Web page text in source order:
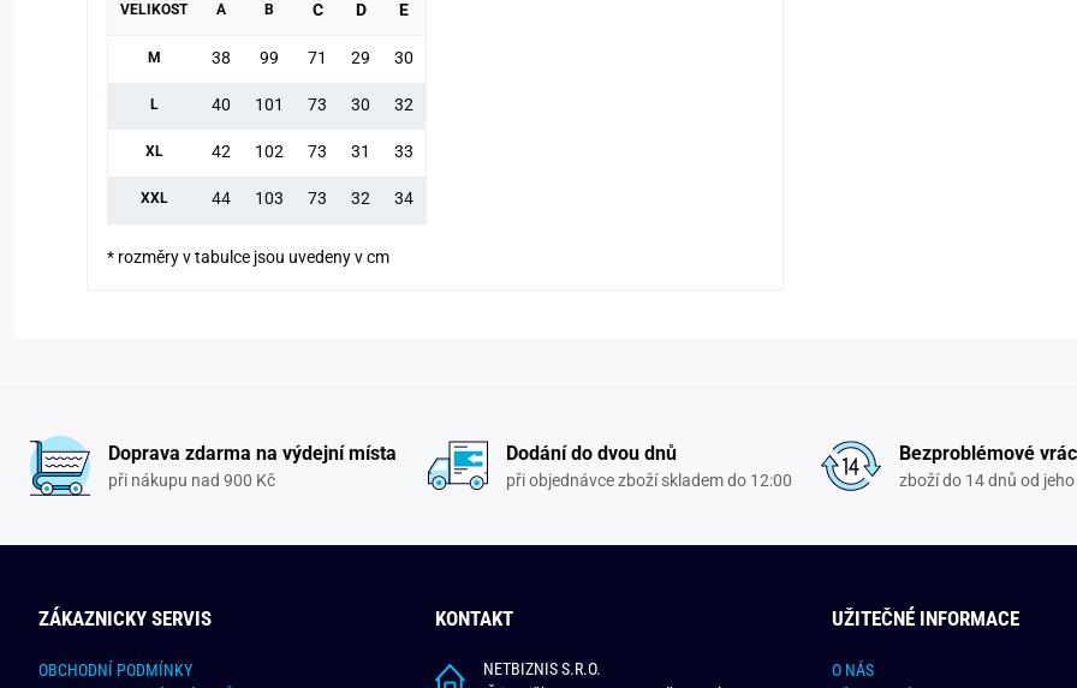
VELIKOST A B C D E
M 38 99 71 29 30
L 40 101 73 30 32
XL 42 102 73 31 33
XXL 44 103 73 32 34
* rozměry v tabulce jsou uvedeny v cm
Doprava zdarma na výdejní místa
při nákupu nad 900 Kč
Dodání do dvou dnů
při objednávce zboží skladem do 12:00
Bezproblémové
zboží do 14 dnů od
ZÁKAZNICKY SERVIS
OBCHODNÍ PODMÍNKY
KONTAKT
NETBIZNIS S.R.O.
UŽITEČNÉ INFORMACE
O NÁS